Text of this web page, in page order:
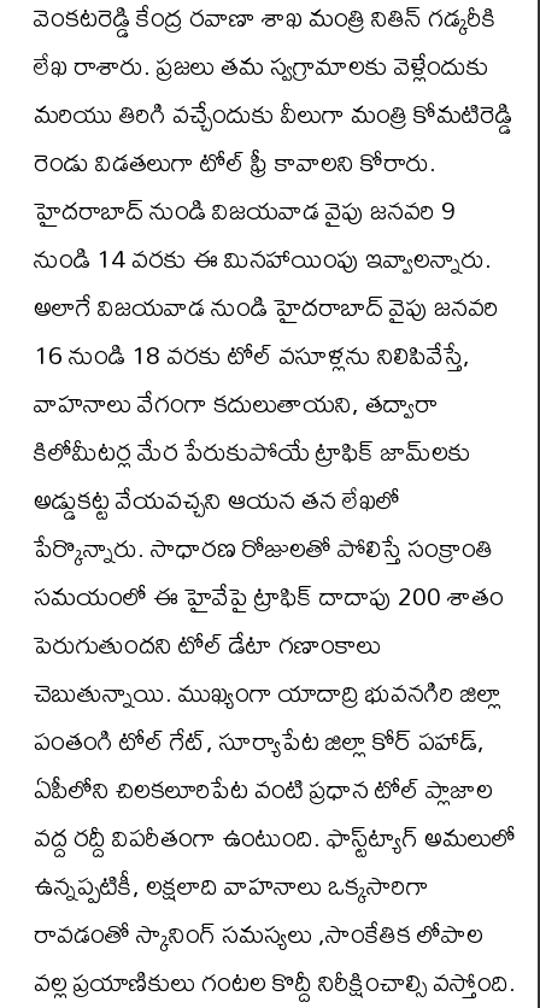
వెంకటరెడ్డి కేంద్ర రవాణా శాఖ మంత్రి నితిన్ గడ్కరీకి
లేఖ రాశారు. ప్రజలు తమ స్వగ్రామాలకు వెళ్లేందుకు
మరియు తిరిగి వచ్చేందుకు వీలుగా మంత్రి కోమటిరెడ్డి
రెండు విడతలుగా టోల్ ఫ్రీ కావాలని కోరారు.
హైదరాబాద్ నుండి విజయవాడ వైపు జనవరి 9
నుండి 14 వరకు ఈ మినహాయింపు ఇవ్వాలన్నారు.
అలాగే విజయవాడ నుండి హైదరాబాద్ వైపు జనవరి
16 నుండి 18 వరకు టోల్ వసూళ్లను నిలిపివేస్తే,
వాహనాలు వేగంగా కదులుతాయని, తద్వారా
కిలోమీటర్ల మేర పేరుకుపోయే ట్రాఫిక్ జామ్‌లకు
అడ్డుకట్ట వేయవచ్చని ఆయన తన లేఖలో
పేర్కొన్నారు. సాధారణ రోజులతో పోలిస్తే సంక్రాంతి
సమయంలో ఈ హైవేపై ట్రాఫిక్ దాదాపు 200 శాతం
పెరుగుతుందని టోల్ డేటా గణాంకాలు
చెబుతున్నాయి. ముఖ్యంగా యాదాద్రి భువనగిరి జిల్లా
పంతంగి టోల్ గేట్, సూర్యాపేట జిల్లా కోర్ పహాడ్,
ఏపీలోని చిలకలూరిపేట వంటి ప్రధాన టోల్ ప్లాజాల
వద్ద రద్దీ విపరీతంగా ఉంటుంది. ఫాస్ట్‌ట్యాగ్ అమలులో
ఉన్నప్పటికీ, లక్షలాది వాహనాలు ఒక్కసారిగా
రావడంతో స్కానింగ్ సమస్యలు ,సాంకేతిక లోపాల
వల్ల ప్రయాణికులు గంటల కొద్దీ నిరీక్షించాల్సి వస్తోంది.